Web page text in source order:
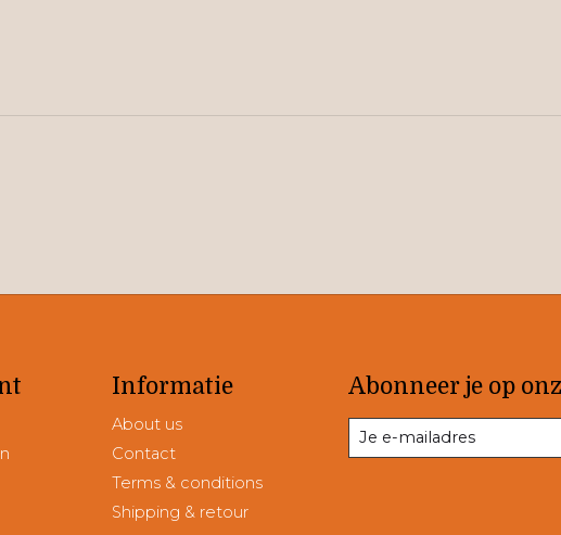
Informatie
About us
Contact
Terms & conditions
Shipping & retour
Abonneer je op